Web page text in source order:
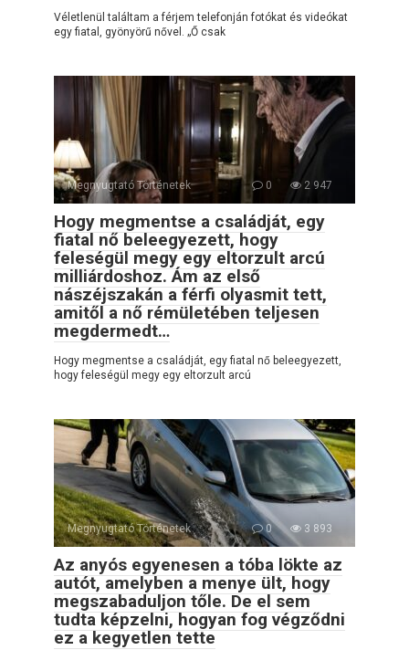
Véletlenül találtam a férjem telefonján fotókat és videókat
egy fiatal, gyönyörű nővel. „Ő csak
Megnyugtató Történetek 0 2 947
Hogy megmentse a családját, egy
fiatal nő beleegyezett, hogy
feleségül megy egy eltorzult arcú
milliárdoshoz. Ám az első
nászéjszakán a férfi olyasmit tett,
amitől a nő rémületében teljesen
megdermedt…
Hogy megmentse a családját, egy fiatal nő beleegyezett,
hogy feleségül megy egy eltorzult arcú
Megnyugtató Történetek 0 3 893
Az anyós egyenesen a tóba lökte az
autót, amelyben a menye ült, hogy
megszabaduljon tőle. De el sem
tudta képzelni, hogyan fog végződni
ez a kegyetlen tette